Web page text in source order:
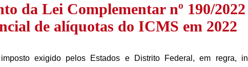
da Lei Complementar nº 190/
de alíquotas do ICMS em 2022
exigido pelos Estados e Distrito Federal, em regra,